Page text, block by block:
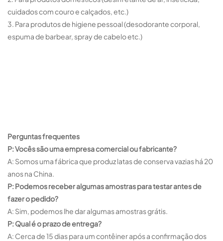
cuidados com couro e calçados, etc.)
3. Para produtos de higiene pessoal (desodorante corporal,
espuma de barbear, spray de cabelo etc.)
Perguntas frequentes
P: Vocês são uma empresa comercial ou fabricante?
A: Somos uma fábrica que produz latas de conserva vazias há 20
anos na China.
P: Podemos receber algumas amostras para testar antes de
fazer o pedido?
A: Sim, podemos lhe dar algumas amostras grátis.
P: Qual é o prazo de entrega?
A: Cerca de 15 dias para um contêiner após a confirmação dos